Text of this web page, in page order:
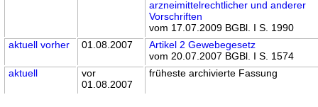
arzneimittelrechtlicher und anderer
Vorschriften
vom 17.07.2009 BGBl. I S. 1990
aktuell vorher 01.08.2007
Artikel 2 Gewebegesetz
vom 20.07.2007 BGBl. I S. 1574
aktuell
vor
01.08.2007
früheste archivierte Fassung